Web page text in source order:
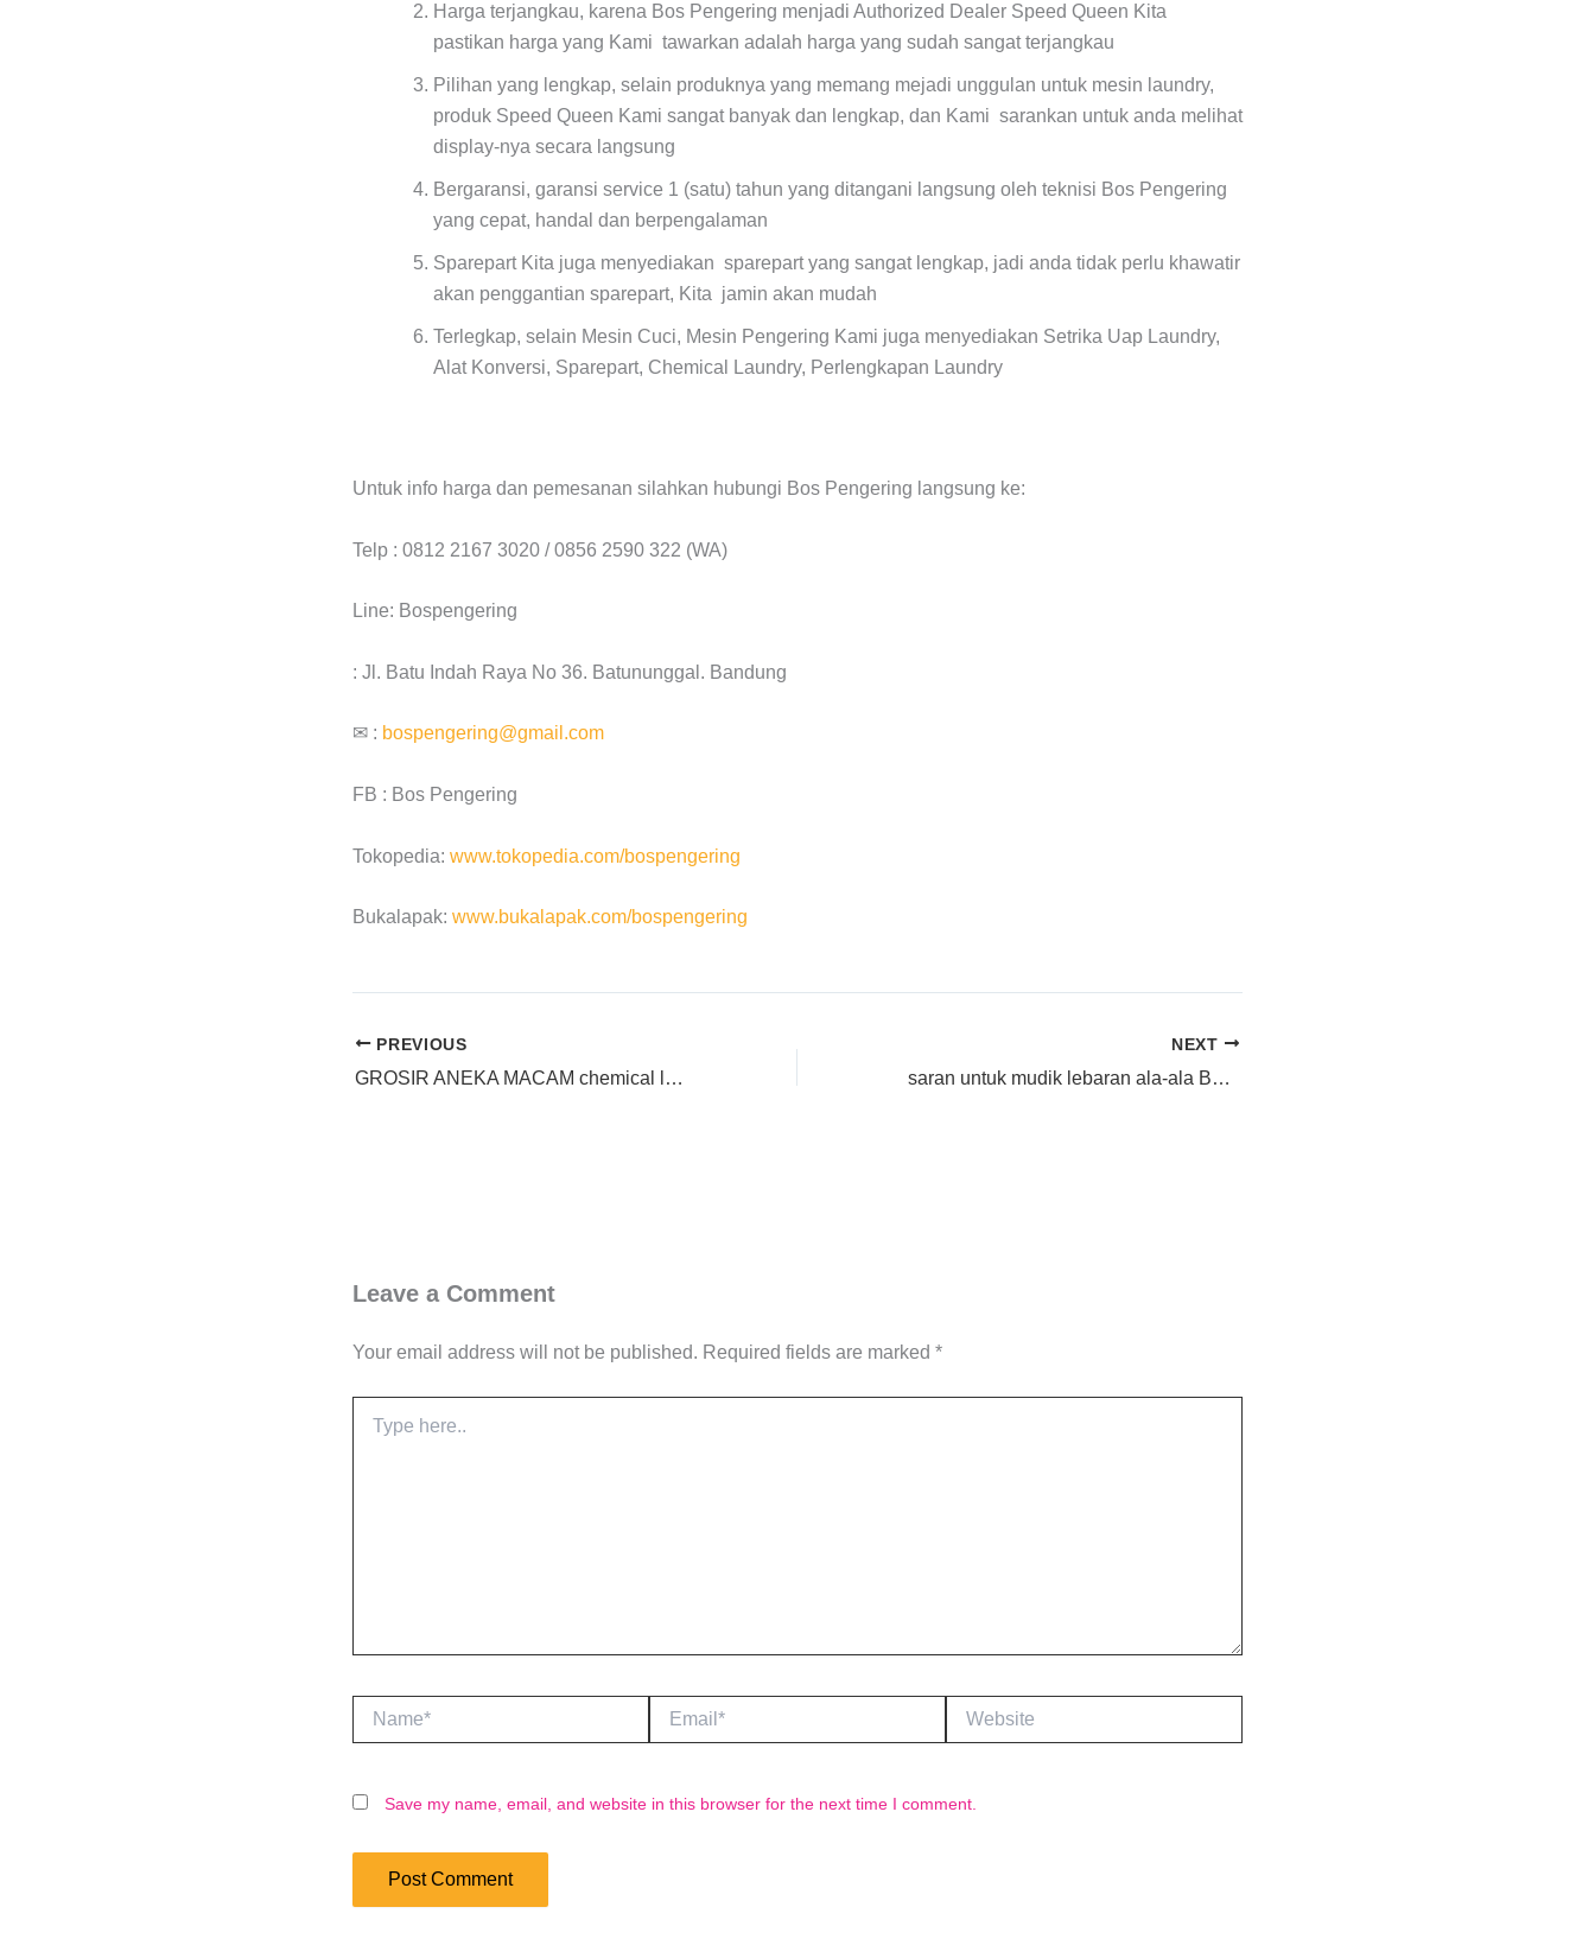
Harga terjangkau, karena Bos Pengering menjadi Authorized Dealer Speed Queen Kita
pastikan harga yang Kami tawarkan adalah harga yang sudah sangat terjangkau
Pilihan yang lengkap, selain produknya yang memang mejadi unggulan untuk mesin laundry,
produk Speed Queen Kami sangat banyak dan lengkap, dan Kami sarankan untuk anda melihat
display-nya secara langsung
Bergaransi, garansi service 1 (satu) tahun yang ditangani langsung oleh teknisi Bos Pengering
yang cepat, handal dan berpengalaman
Sparepart Kita juga menyediakan sparepart yang sangat lengkap, jadi anda tidak perlu khawatir
akan penggantian sparepart, Kita jamin akan mudah
Terlegkap, selain Mesin Cuci, Mesin Pengering Kami juga menyediakan Setrika Uap Laundry,
Alat Konversi, Sparepart, Chemical Laundry, Perlengkapan Laundry
Untuk info harga dan pemesanan silahkan hubungi Bos Pengering langsung ke:
Telp : 0812 2167 3020 / 0856 2590 322 (WA)
Line: Bospengering
: Jl. Batu Indah Raya No 36. Batununggal. Bandung
✉ : bospengering@gmail.com
FB : Bos Pengering
Tokopedia: www.tokopedia.com/bospengering
Bukalapak: www.bukalapak.com/bospengering
PREVIOUS
GROSIR ANEKA MACAM chemical laundry Lengkap di Halmahera Selatan
NEXT
saran untuk mudik lebaran ala-ala BOS PENGERING} di Buntok
Leave a Comment
Your email address will not be published. Required fields are marked *
here..
Name* Email* Website
Save my name, email, and website in this browser for the next time I comment.